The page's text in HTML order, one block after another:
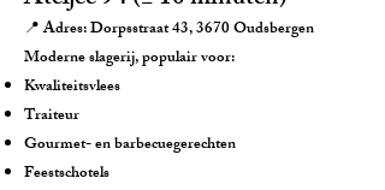
📍 Adres: Dorpsstraat 43, 3670 Oudsbergen
Moderne slagerij, populair voor:
Kwaliteitsvlees
Traiteur
Gourmet- en barbecuegerechten
Feestschotels